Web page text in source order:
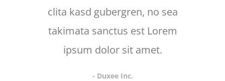
clita kasd gubergren, no sea
takimata sanctus est Lorem
ipsum dolor sit amet.
- Duxee Inc.